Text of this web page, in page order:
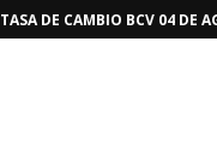
TASA DE CAMBIO BCV 04 DE